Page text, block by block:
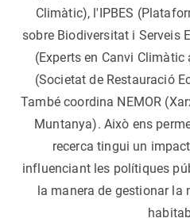
Climàtic), l'IPBES
sobre Biodiversitat i Serveis
(Experts en Canvi
(Societat de Restauració
També coordina NEMOR
Muntanya). Això ens
recerca tingui un
influenciant les polítiques
la manera de gestionar la